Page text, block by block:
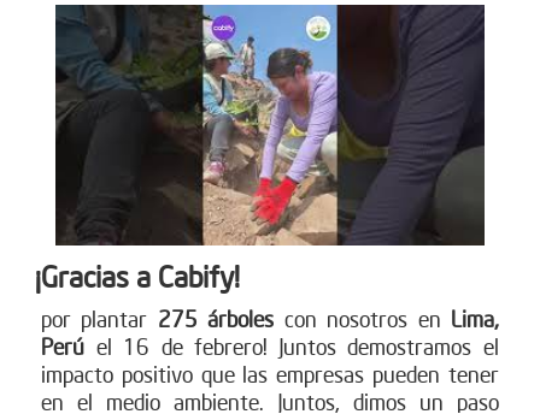
¡Gracias a Cabify!
por plantar 275 árboles con nosotros en Lima,
Perú el 16 de febrero! Juntos demostramos el
impacto positivo que las empresas pueden tener
en el medio ambiente. Juntos, dimos un paso